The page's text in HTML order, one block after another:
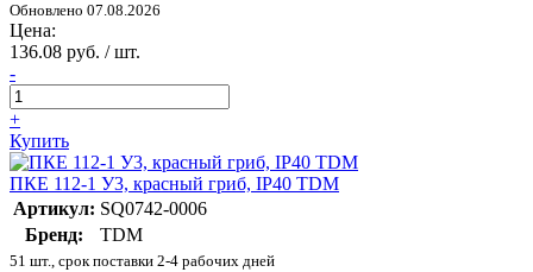
Обновлено 07.08.2026
Цена:
136.08 руб. / шт.
-
+
Купить
ПКЕ 112-1 У3, красный гриб, IP40 TDM
Артикул: SQ0742-0006
Бренд:
TDM
51 шт., срок поставки 2-4 рабочих дней